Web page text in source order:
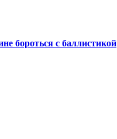
бороться с баллистикой